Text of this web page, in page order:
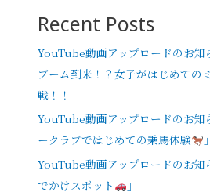
Recent Posts
YouTube動画アップロードのお知
ブーム到来！？女子がはじめての
戦！！」
YouTube動画アップロードのお知
ークラブではじめての乗馬体験
」
YouTube動画アップロードのお知
でかけスポット
」